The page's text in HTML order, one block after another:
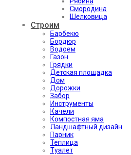
Смородина
Шелковица
Строим
Барбекю
Бордюр
Водоем
Газон
Грядки
Детская площадка
Дом
Дорожки
Забор
Инструменты
Качели
Компостная яма
Ландшафтный дизайн
Парник
Теплица
Туалет